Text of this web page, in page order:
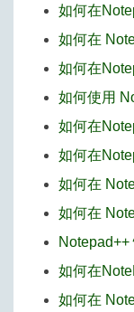
如何在
如何在
如何在
如何使用
如何在
如何在
如何在
如何在
如何在
如何在